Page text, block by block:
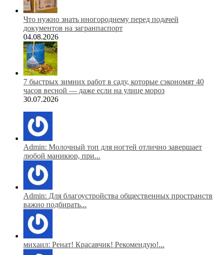
Что нужно знать иногороднему перед подачей
документов на загранпаспорт
04.08.2026
7 быстрых зимних работ в саду, которые сэкономят 40
часов весной — даже если на улице мороз
30.07.2026
Admin: Молочный топ для ногтей отлично завершает
любой маникюр, при...
Admin: Для благоустройства общественных пространств
важно подбирать...
михаил: Ренат! Красавчик! Рекомендую!...